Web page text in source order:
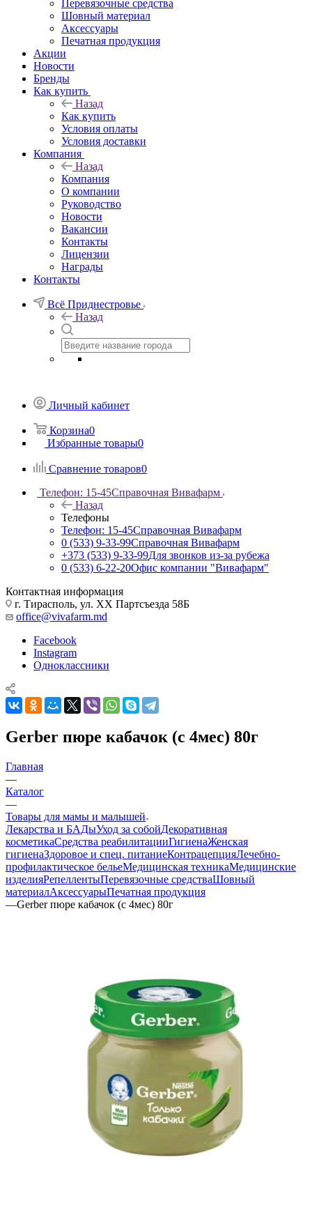
Перевязочные средства
Шовный материал
Аксессуары
Печатная продукция
Акции
Новости
Бренды
Как купить
Назад
Как купить
Условия оплаты
Условия доставки
Компания
Назад
Компания
О компании
Руководство
Новости
Вакансии
Контакты
Лицензии
Награды
Контакты
Всё Приднестровье
Назад
Личный кабинет
Корзина0
Избранные товары0
Сравнение товаров0
Телефон: 15-45Справочная Вивафарм
Назад
Телефоны
Телефон: 15-45Справочная Вивафарм
0 (533) 9-33-99Справочная Вивафарм
+373 (533) 9-33-99Для звонков из-за рубежа
0 (533) 6-22-20Офис компании "Вивафарм"
Контактная информация
г. Тирасполь, ул. ХХ Партсъезда 58Б
office@vivafarm.md
Facebook
Instagram
Одноклассники
Gerber пюре кабачок (с 4мес) 80г
Главная
—
Каталог
—
Товары для мамы и малышей
Лекарства и БАДыУход за собойДекоративная
косметикаСредства реабилитацииГигиенаЖенская
гигиенаЗдоровое и спец. питаниеКонтрацепцияЛечебно-
профилактическое бельеМедицинская техникаМедицинские
изделияРепеллентыПеревязочные средстваШовный
материалАксессуарыПечатная продукция
—Gerber пюре кабачок (с 4мес) 80г